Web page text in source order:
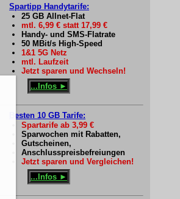
Spartipp Handytarife:
25 GB Allnet-Flat
mtl. 6,99 € statt 17,99 €
Handy- und SMS-Flatrate
50 MBit/s High-Speed
1&1 5G Netz
mtl. Laufzeit
Jetzt sparen und Wechseln!
...Infos ►
Besten 10 GB Tarife:
Spartarife ab 3,99 €
Sparwochen mit Rabatten,
Gutscheinen,
Anschlusspreisbefreiungen
Jetzt sparen und Vergleichen!
...Infos ►